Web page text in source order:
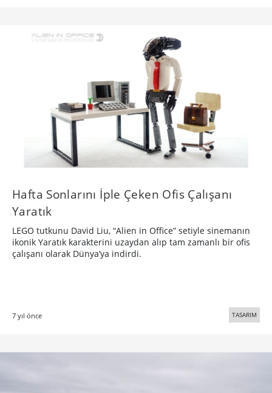
Hafta Sonlarını İple Çeken Ofis Çalışanı
Yaratık
LEGO tutkunu David Liu, “Alien in Office” setiyle sinemanın
ikonik Yaratık karakterini uzaydan alıp tam zamanlı bir ofis
çalışanı olarak Dünya’ya indirdi.
7 yıl önce TASARIM